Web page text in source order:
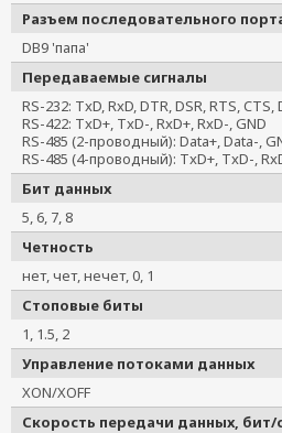
Разъем последовательного
DB9 'папа'
Передаваемые сигналы
RS-232: TxD, RxD, DTR, DSR, RTS, CTS,
RS-422: TxD+, TxD-, RxD+, RxD-, GND
RS-485 (2-проводный): Data+, Data-,
RS-485 (4-проводный): TxD+, TxD-,
Бит данных
5, 6, 7, 8
Четность
нет, чет, нечет, 0, 1
Стоповые биты
1, 1.5, 2
Управление потоками данных
XON/XOFF
Скорость передачи данных, бит/